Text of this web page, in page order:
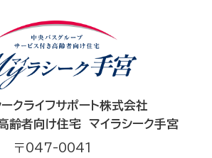
クライフサポート株式会社
齢者向け住宅 マイラシーク手宮
〒047-0041